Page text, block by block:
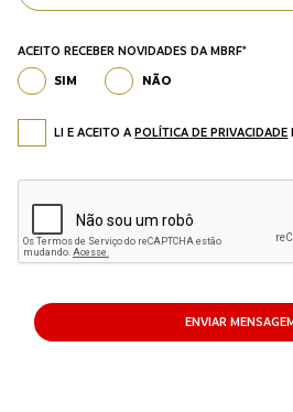
ACEITO RECEBER NOVIDADES DA MBRF*
SIM NÃO
LI E ACEITO APOLÍTICA DE PRIVACIDADE
ENVIAR